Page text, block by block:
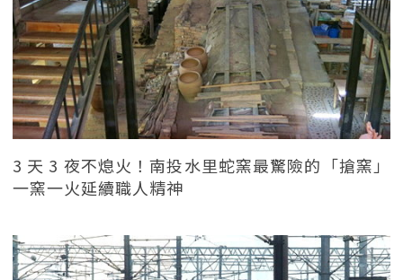
3 天 3 夜不熄火！南投水里蛇窯最驚險的「搶窯」
一窯一火延續職人精神